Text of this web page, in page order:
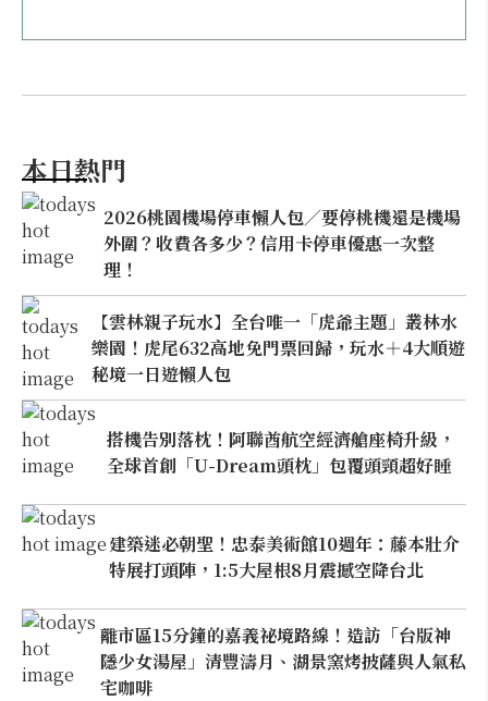
本日熱門
2026桃園機場停車懶人包／要停桃機還是機場
外圍？收費各多少？信用卡停車優惠一次整
理！
【雲林親子玩水】全台唯一「虎爺主題」叢林水
樂園！虎尾632高地免門票回歸，玩水＋4大順遊
秘境一日遊懶人包
搭機告別落枕！阿聯酋航空經濟艙座椅升級，
全球首創「U-Dream頭枕」包覆頭頸超好睡
建築迷必朝聖！忠泰美術館10週年：藤本壯介
特展打頭陣，1:5大屋根8月震撼空降台北
離市區15分鐘的嘉義祕境路線！造訪「台版神
隱少女湯屋」清豐濤月、湖景窯烤披薩與人氣私
宅咖啡